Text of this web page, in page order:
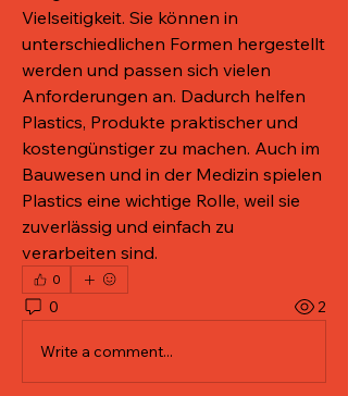
Vielseitigkeit. Sie können in
unterschiedlichen Formen hergestellt
werden und passen sich vielen
Anforderungen an. Dadurch helfen
Plastics, Produkte praktischer und
kostengünstiger zu machen. Auch im
Bauwesen und in der Medizin spielen
Plastics eine wichtige Rolle, weil sie
zuverlässig und einfach zu
verarbeiten sind.
0
0 2
Write a comment...